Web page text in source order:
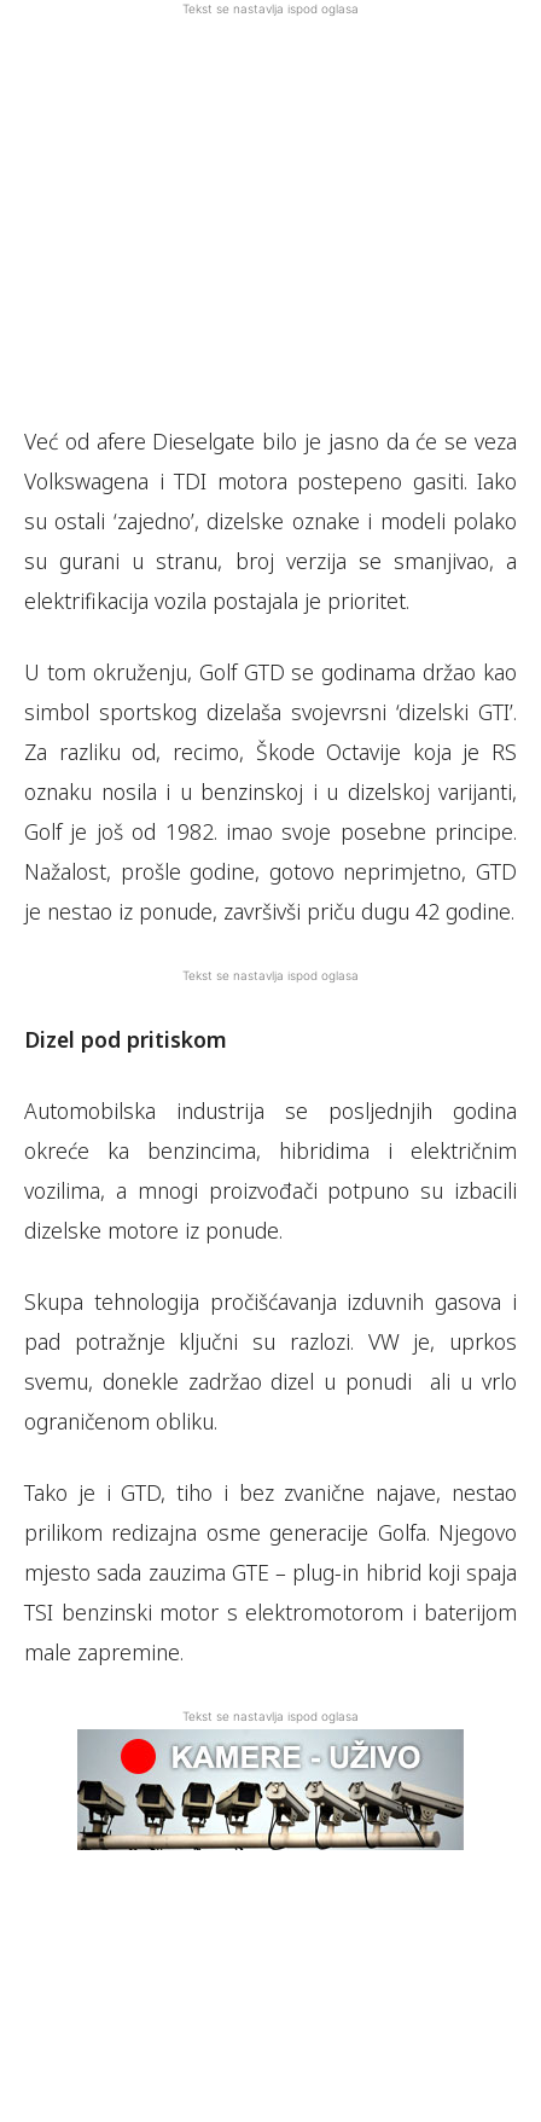
Tekst se nastavlja ispod oglasa
Već od afere Dieselgate bilo je jasno da će se veza
Volkswagena i TDI motora postepeno gasiti. Iako
su ostali ‘zajedno’, dizelske oznake i modeli polako
su gurani u stranu, broj verzija se smanjivao, a
elektrifikacija vozila postajala je prioritet.
U tom okruženju, Golf GTD se godinama držao kao
simbol sportskog dizelaša svojevrsni ‘dizelski GTI’.
Za razliku od, recimo, Škode Octavije koja je RS
oznaku nosila i u benzinskoj i u dizelskoj varijanti,
Golf je još od 1982. imao svoje posebne principe.
Nažalost, prošle godine, gotovo neprimjetno, GTD
je nestao iz ponude, završivši priču dugu 42 godine.
Tekst se nastavlja ispod oglasa
Dizel pod pritiskom
Automobilska industrija se posljednjih godina
okreće ka benzincima, hibridima i električnim
vozilima, a mnogi proizvođači potpuno su izbacili
dizelske motore iz ponude.
Skupa tehnologija pročišćavanja izduvnih gasova i
pad potražnje ključni su razlozi. VW je, uprkos
svemu, donekle zadržao dizel u ponudi ali u vrlo
ograničenom obliku.
Tako je i GTD, tiho i bez zvanične najave, nestao
prilikom redizajna osme generacije Golfa. Njegovo
mjesto sada zauzima GTE – plug-in hibrid koji spaja
TSI benzinski motor s elektromotorom i baterijom
male zapremine.
Tekst se nastavlja ispod oglasa